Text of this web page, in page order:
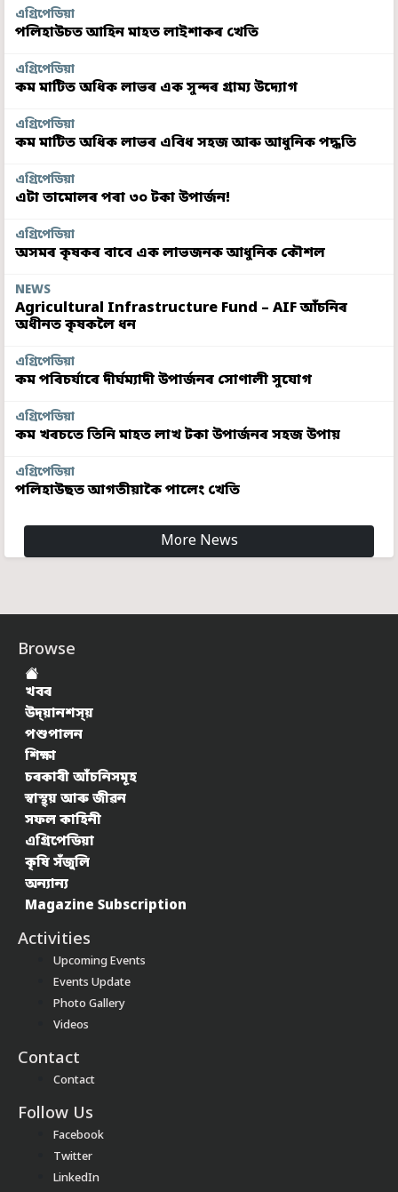
এগ্ৰিপেডিয়া
পলিহাউচত আহিন মাহত লাইশাকৰ খেতি
এগ্ৰিপেডিয়া
কম মাটিত অধিক লাভৰ এক সুন্দৰ গ্ৰাম্য উদ্যোগ
এগ্ৰিপেডিয়া
কম মাটিত অধিক লাভৰ এবিধ সহজ আৰু আধুনিক পদ্ধতি
এগ্ৰিপেডিয়া
এটা তামোলৰ পৰা ৩০ টকা উপাৰ্জন!
এগ্ৰিপেডিয়া
অসমৰ কৃষকৰ বাবে এক লাভজনক আধুনিক কৌশল
NEWS
Agricultural Infrastructure Fund – AIF আঁচনিৰ
অধীনত কৃষকলৈ ধন
এগ্ৰিপেডিয়া
কম পৰিচৰ্যাৰে দীৰ্ঘম্যাদী উপাৰ্জনৰ সোণালী সুযোগ
এগ্ৰিপেডিয়া
কম খৰচতে তিনি মাহত লাখ টকা উপাৰ্জনৰ সহজ উপায়
এগ্ৰিপেডিয়া
পলিহাউছত আগতীয়াকৈ পালেং খেতি
More News
Browse
খবৰ
উদ্য়ানশস্য়
পশুপালন
শিক্ষা
চৰকাৰী আঁচনিসমূহ
স্বাস্থ্য় আৰু জীৱন
সফল কাহিনী
এগ্ৰিপেডিয়া
কৃষি সঁজুলি
অন্যান্য
Magazine Subscription
Activities
Upcoming Events
Events Update
Photo Gallery
Videos
Contact
Contact
Follow Us
Facebook
Twitter
LinkedIn